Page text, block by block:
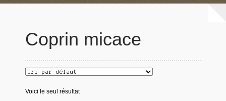
Coprin micace
Voici le seul résultat